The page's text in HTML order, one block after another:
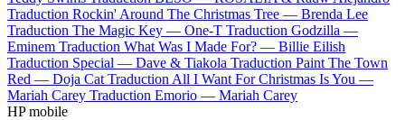
Traduction Rockin' Around The Christmas Tree — Brenda Lee
Traduction The Magic Key — One-T Traduction Godzilla —
Eminem Traduction What Was I Made For? — Billie Eilish
Traduction Special — Dave & Tiakola Traduction Paint The Town
Red — Doja Cat Traduction All I Want For Christmas Is You —
Mariah Carey Traduction Emorio — Mariah Carey
HP mobile